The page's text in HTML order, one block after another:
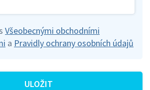
Všeobecnými obchodními
a Pravidly ochrany osobních údajů
ULOŽIT